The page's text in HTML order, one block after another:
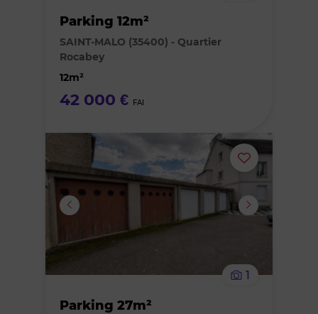
Parking 12m²
SAINT-MALO (35400) - Quartier
Rocabey
12m²
42 000 € FAI
Ajouter
supprimer
1
Parking 27m²